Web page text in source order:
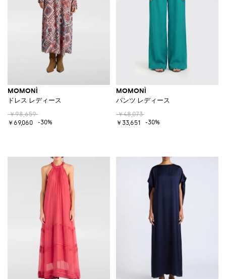
MOMONÌ
ドレス レディース
￥98,659
￥69,060
-30%
MOMONÌ
パンツ レディース
￥48,073
￥33,651
-30%